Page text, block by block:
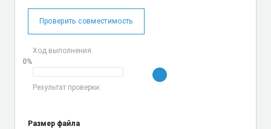
Проверить совместимость
Ход выполнения
0%
Результат проверки:
Размер файла